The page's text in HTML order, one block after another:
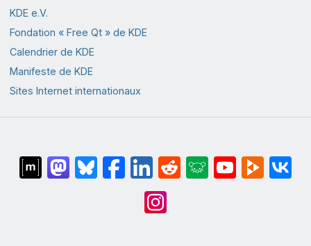
KDE e.V.
Fondation « Free Qt » de KDE
Calendrier de KDE
Manifeste de KDE
Sites Internet internationaux